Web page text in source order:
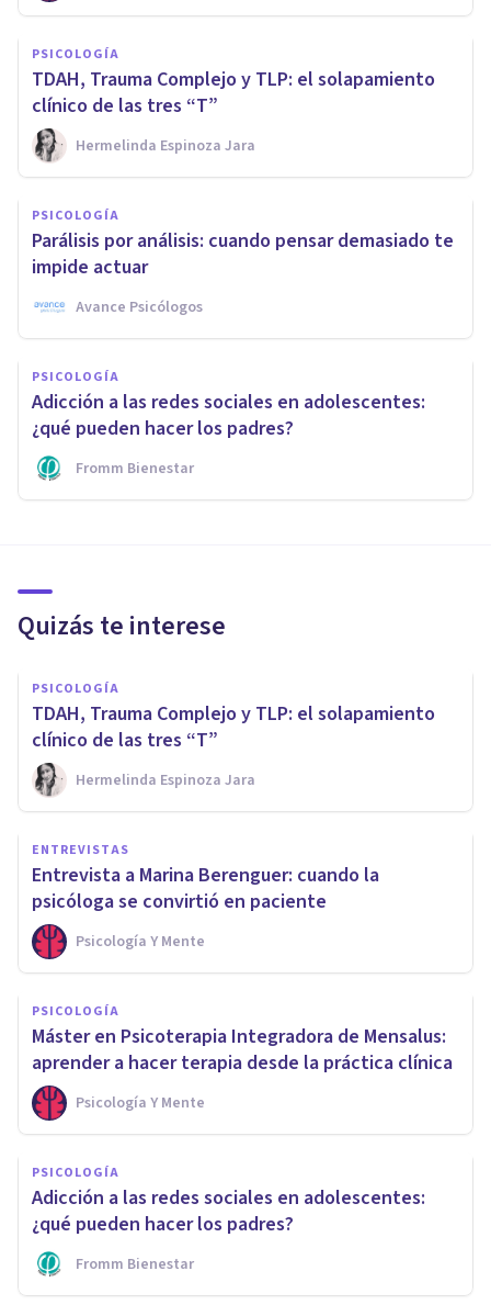
PSICOLOGÍA
TDAH, Trauma Complejo y TLP: el solapamiento
clínico de las tres “T”
Hermelinda Espinoza Jara
PSICOLOGÍA
Parálisis por análisis: cuando pensar demasiado te
impide actuar
Avance Psicólogos
PSICOLOGÍA
Adicción a las redes sociales en adolescentes:
¿qué pueden hacer los padres?
Fromm Bienestar
Quizás te interese
PSICOLOGÍA
TDAH, Trauma Complejo y TLP: el solapamiento
clínico de las tres “T”
Hermelinda Espinoza Jara
ENTREVISTAS
Entrevista a Marina Berenguer: cuando la
psicóloga se convirtió en paciente
Psicología Y Mente
PSICOLOGÍA
Máster en Psicoterapia Integradora de Mensalus:
aprender a hacer terapia desde la práctica clínica
Psicología Y Mente
PSICOLOGÍA
Adicción a las redes sociales en adolescentes:
¿qué pueden hacer los padres?
Fromm Bienestar